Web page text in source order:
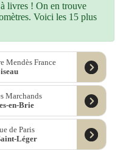
livres ! On en trouve
Voici les 15 plus
Mendès France
Marchands
en-Brie
de Paris
Léger